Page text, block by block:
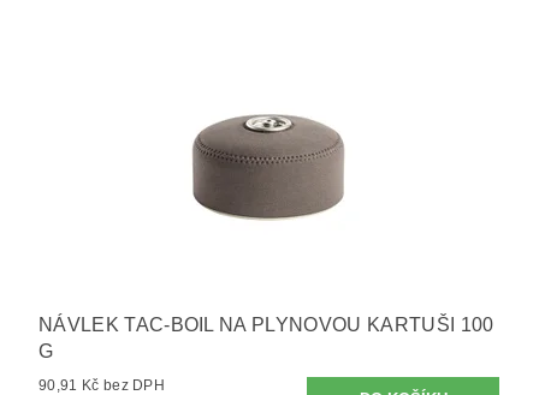
NÁVLEK TAC-BOIL NA PLYNOVOU KARTUŠI 100
G
90,91 Kč bez DPH